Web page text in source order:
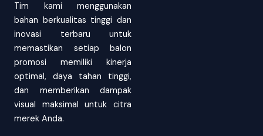
Tim kami menggunakan
bahan berkualitas tinggi dan
inovasi terbaru untuk
memastikan setiap balon
promosi memiliki kinerja
optimal, daya tahan tinggi,
dan memberikan dampak
visual maksimal untuk citra
merek Anda.